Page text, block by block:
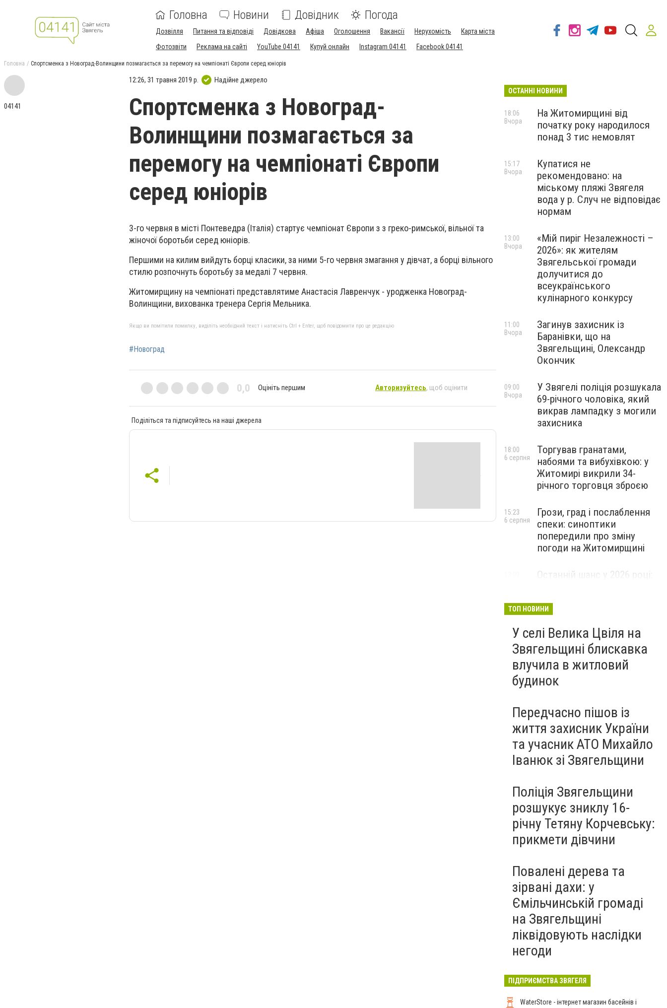
Головна Новини Довідник Погода
Дозвілля Питання та відповіді Довідкова Афіша Оголошення Вакансії Нерухомість
Карта міста
Фотозвіти
Реклама на сайті YouTube 04141 Купуй онлайн Instagram 04141 Facebook 04141
Головна Спортсменка з Новоград-Волинщини позмагається за перемогу на чемпіонаті Європи серед юніорів
04141
12:26, 31 травня 2019 р. Надійне джерело
Спортсменка з Новоград-
Волинщини позмагається за
перемогу на чемпіонаті Європи
серед юніорів
3-го червня в місті Понтеведра (Італія) стартує чемпіонат Європи з з греко-римської, вільної та
жіночої боротьби серед юніорів.
Першими на килим вийдуть борці класики, за ними 5-го червня змагання у дівчат, а борці вільного
стилю розпочнуть боротьбу за медалі 7 червня.
Житомирщину на чемпіонаті представлятиме Анастасія Лавренчук - уродженка Новоград-
Волинщини, вихованка тренера Сергія Мельника.
Якщо ви помітили помилку, виділіть необхідний текст і натисніть Ctrl + Enter, щоб повідомити про це редакцію
#Новоград
0,0 Оцініть першим Авторизуйтесь, щоб оцінити
Поділіться та підписуйтесь на наші джерела
ОСТАННІ НОВИНИ
На Житомирщині від
початку року народилося
понад 3 тис немовлят
18:06
Вчора
Купатися не
рекомендовано: на
міському пляжі Звягеля
вода у р. Случ не відповідає
нормам
15:17
Вчора
«Мій пиріг Незалежності –
2026»: як жителям
Звягельської громади
долучитися до
всеукраїнського
кулінарного конкурсу
13:00
Вчора
Загинув захисник із
Баранівки, що на
Звягельщині, Олександр
Окончик
11:00
Вчора
У Звягелі поліція розшукала
69-річного чоловіка, який
викрав лампадку з могили
захисника
09:00
Вчора
Торгував гранатами,
набоями та вибухівкою: у
Житомирі викрили 34-
річного торговця зброєю
18:00
6 серпня
Грози, град і послаблення
спеки: синоптики
попередили про зміну
погоди на Житомирщині
15:23
6 серпня
Останній шанс у 2026 році:
майбутніх водійок автобусів
ТОП НОВИНИ
У селі Велика Цвіля на
Звягельщині блискавка
влучила в житловий
будинок
Передчасно пішов із
життя захисник України
та учасник АТО Михайло
Іванюк зі Звягельщини
Поліція Звягельщини
розшукує зниклу 16-
річну Тетяну Корчевську:
прикмети дівчини
Повалені дерева та
зірвані дахи: у
Ємільчинській громаді
на Звягельщині
ліквідовують наслідки
негоди
ПІДПРИЄМСТВА ЗВЯГЕЛЯ
WaterStore - інтернет магазин басейнів і